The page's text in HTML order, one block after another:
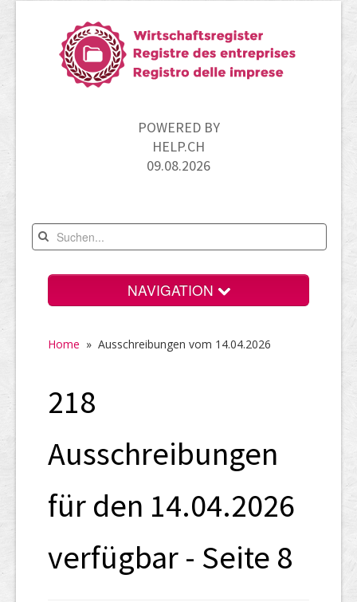
POWERED BY
HELP.CH
09.08.2026
NAVIGATION
UID-Register
Marken-Register
Home » Ausschreibungen vom 14.04.2026
218
Ausschreibungen
für den 14.04.2026
verfügbar - Seite 8